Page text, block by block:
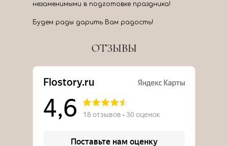
незаменимыми в подготовке праздника!
Будем рады дарить Вам радость!
ОТЗЫВЫ